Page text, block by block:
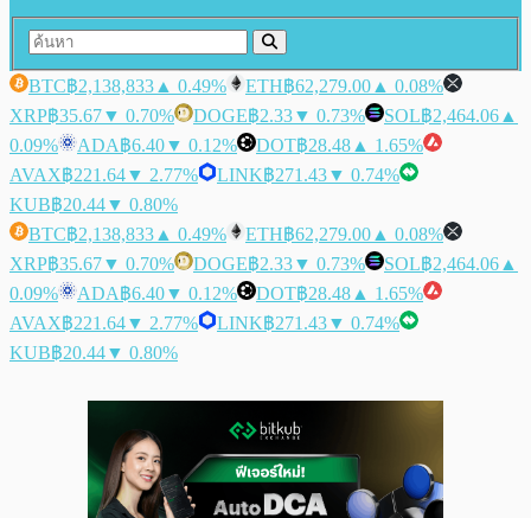
BTC฿2,138,833 ▲ 0.49% ETH฿62,279.00 ▲ 0.08%
XRP฿35.67▼ 0.70% DOGE฿2.33▼ 0.73% SOL฿2,464.06 ▲
0.09%
ADA฿6.40▼ 0.12% DOT฿28.48 ▲ 1.65%
AVAX฿221.64▼ 2.77% LINK฿271.43▼ 0.74%
KUB฿20.44▼ 0.80%
BTC฿2,138,833 ▲ 0.49% ETH฿62,279.00 ▲ 0.08%
XRP฿35.67▼ 0.70% DOGE฿2.33▼ 0.73% SOL฿2,464.06 ▲
0.09%
ADA฿6.40▼ 0.12% DOT฿28.48 ▲ 1.65%
AVAX฿221.64▼ 2.77% LINK฿271.43▼ 0.74%
KUB฿20.44▼ 0.80%